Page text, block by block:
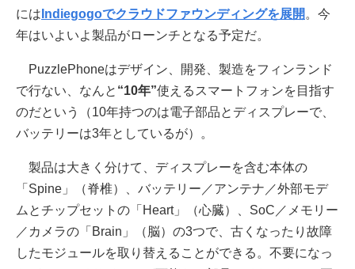
には Indiegogoでクラウドファウンディングを展開 。今
年はいよいよ製品がローンチとなる予定だ。
PuzzlePhoneはデザイン、開発、製造をフィンランド
で行ない、なんと “10年”使えるスマートフォンを目指す
のだという（10年持つのは電子部品とディスプレーで、
バッテリーは3年としているが）。
製品は大きく分けて、ディスプレーを含む本体の
「Spine」（脊椎）、バッテリー／アンテナ／外部モデ
ムとチップセットの「Heart」（心臓）、SoC／メモリー
／カメラの「Brain」（脳）の3つで、古くなったり故障
したモジュールを取り替えることができる。不要になっ